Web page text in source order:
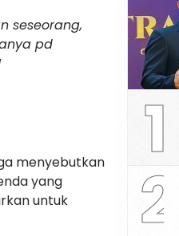
seseorang,
pd
menyebutkan
yang
untuk
1
2